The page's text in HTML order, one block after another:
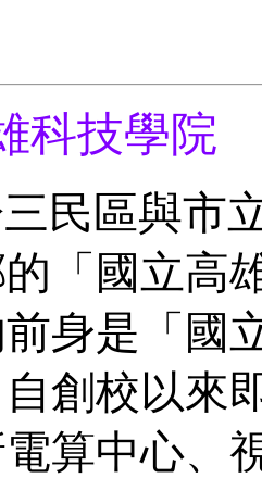
科技學院
民區與市
「國立高
身是「國
創校以來
算中心、